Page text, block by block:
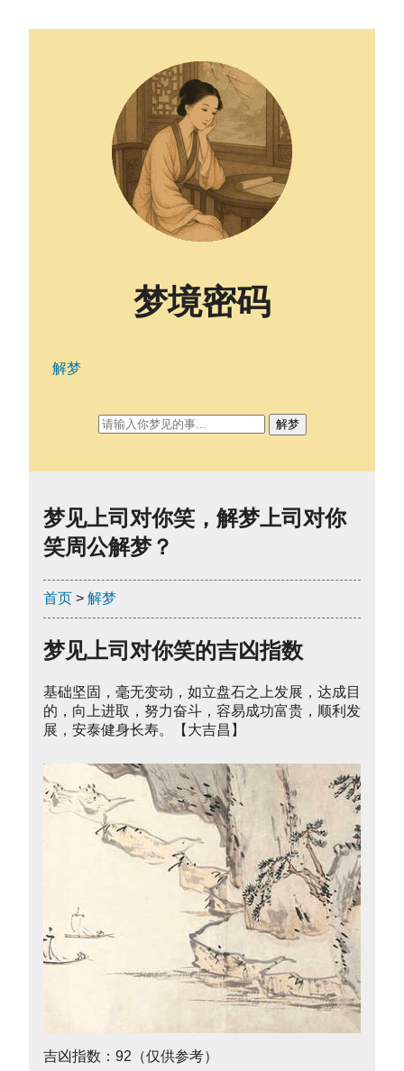
梦见上司对你笑，解梦上司对你
笑周公解梦？
首页 > 解梦
梦见上司对你笑的吉凶指数
基础坚固，毫无变动，如立盘石之上发展，达成目
的，向上进取，努力奋斗，容易成功富贵，顺利发
展，安泰健身长寿。【大吉昌】
吉凶指数：92（仅供参考）
梦境密码
解梦
解梦